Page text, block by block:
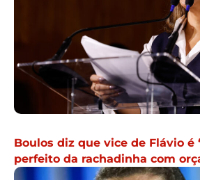
Boulos diz que vice de Flávio é
perfeito da rachadinha com